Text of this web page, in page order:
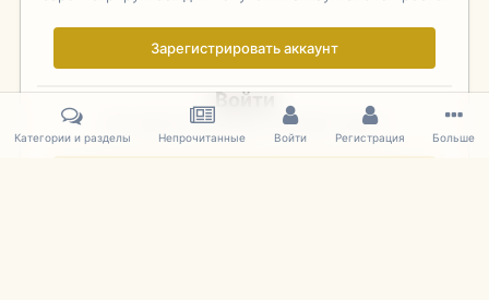
Зарегистрировать аккаунт
Войти
Уже зарегистрированы? Войдите здесь.
Категории и разделы Непрочитанные Войти Регистрация Больше